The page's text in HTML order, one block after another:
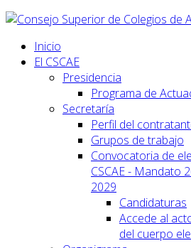
Inicio
El CSCAE
Presidencia
Programa de
Secretaría
Perfil del
Grupos de trabajo
Convocatoria de
CSCAE - Mandato
2029
Candidaturas
Accede al
del cuerpo